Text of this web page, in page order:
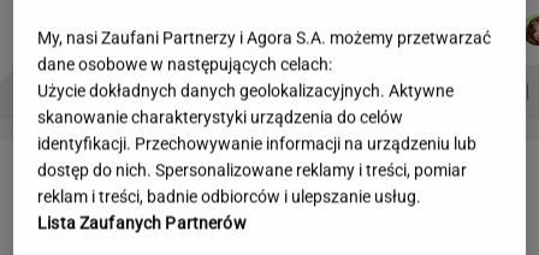
Autorzy:
MAIKOWSKI
BALCERSKI
KOZŁOWSKI
CHOJNACKA
PROBLEMY POLSKICH SIATKARZY ZNAK Z '30' WISŁAWA SZYMBORSKA
LETNIE OKAZJE
My, nasi Zaufani Partnerzy i Agora S.A. możemy przetwarzać
dane osobowe w następujących celach:
Użycie dokładnych danych geolokalizacyjnych. Aktywne
skanowanie charakterystyki urządzenia do celów
identyfikacji. Przechowywanie informacji na urządzeniu lub
dostęp do nich. Spersonalizowane reklamy i treści, pomiar
reklam i treści, badnie odbiorców i ulepszanie usług.
Lista Zaufanych Partnerów